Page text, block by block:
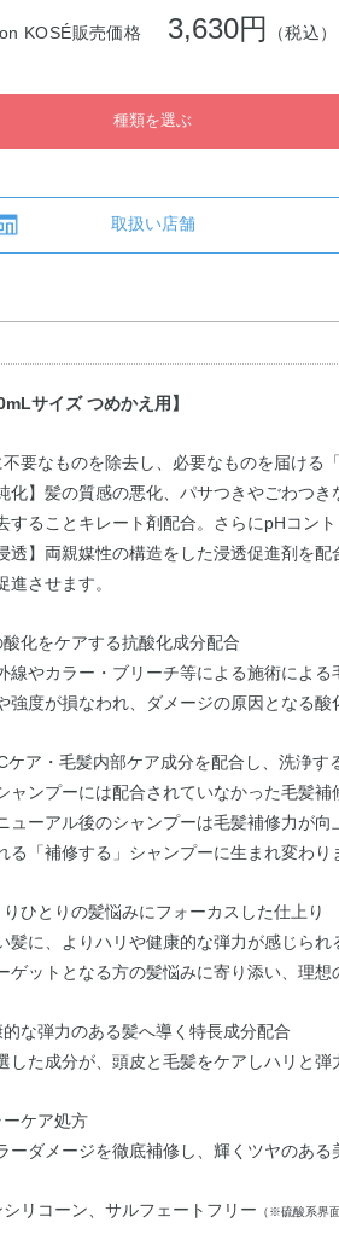
KOSÉ販売価格 3,630円 （税込）
種類を選ぶ
取扱い店舗
サイズ つめかえ用】
不要なものを除去し、必要なものを届ける
純化】髪の質感の悪化、パサつきやごわつ
することキレート剤配合。さらにpHコン
浸透】両親媒性の構造をした浸透促進剤を
進させます。
酸化をケアする抗酸化成分配合
線やカラー・ブリーチ等による施術によ
強度が損なわれ、ダメージの原因となる酸
ケア・毛髪内部ケア成分を配合し、洗浄
ャンプーには配合されていなかった毛髪
ューアル後のシャンプーは毛髪補修力が
る「補修する」シャンプーに生まれ変わり
りひとりの髪悩みにフォーカスした仕上り
髪に、よりハリや健康的な弾力が感じられ
ゲットとなる方の髪悩みに寄り添い、理想
的な弾力のある髪へ導く特長成分配合
した成分が、頭皮と毛髪をケアしハリと弾
ーケア処方
ーダメージを徹底補修し、輝くツヤのある
シリコーン、サルフェートフリー （※硫酸系界